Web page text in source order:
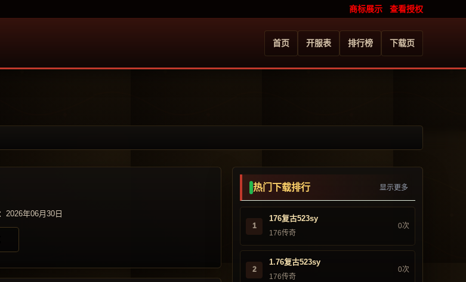
商标展示 查看授权
首页 开服表 排行榜 下载页
2026年06月30日
热门下载排行 显示更多
1
176复古523sy
176传奇
0次
2
1.76复古523sy
176传奇
0次